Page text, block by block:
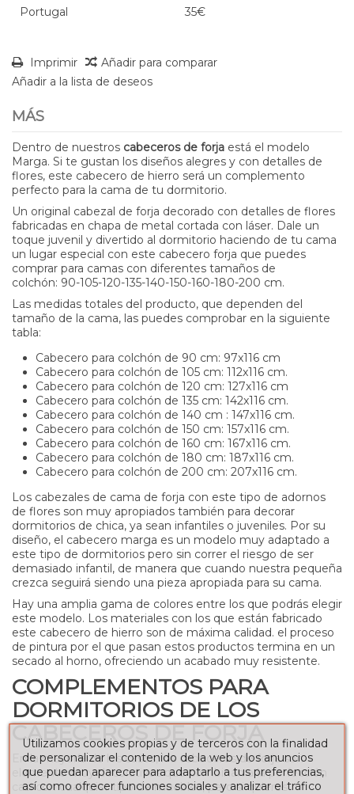
Portugal 35€
Imprimir
Añadir para comparar
Añadir a la lista de deseos
MÁS
Dentro de nuestros cabeceros de forja está el modelo
Marga. Si te gustan los diseños alegres y con detalles de
flores, este cabecero de hierro será un complemento
perfecto para la cama de tu dormitorio.
Un original cabezal de forja decorado con detalles de flores
fabricadas en chapa de metal cortada con láser. Dale un
toque juvenil y divertido al dormitorio haciendo de tu cama
un lugar especial con este cabecero forja que puedes
comprar para camas con diferentes tamaños de
colchón: 90-105-120-135-140-150-160-180-200 cm.
Las medidas totales del producto, que dependen del
tamaño de la cama, las puedes comprobar en la siguiente
tabla:
Cabecero para colchón de 90 cm: 97x116 cm
Cabecero para colchón de 105 cm: 112x116 cm.
Cabecero para colchón de 120 cm: 127x116 cm
Cabecero para colchón de 135 cm: 142x116 cm.
Cabecero para colchón de 140 cm : 147x116 cm.
Cabecero para colchón de 150 cm: 157x116 cm.
Cabecero para colchón de 160 cm: 167x116 cm.
Cabecero para colchón de 180 cm: 187x116 cm.
Cabecero para colchón de 200 cm: 207x116 cm.
Los cabezales de cama de forja con este tipo de adornos
de flores son muy apropiados también para decorar
dormitorios de chica, ya sean infantiles o juveniles. Por su
diseño, el cabecero marga es un modelo muy adaptado a
este tipo de dormitorios pero sin correr el riesgo de ser
demasiado infantil, de manera que cuando nuestra pequeña
crezca seguirá siendo una pieza apropiada para su cama.
Hay una amplia gama de colores entre los que podrás elegir
este modelo. Los materiales con los que están fabricado
este cabecero de hierro son de máxima calidad. el proceso
de pintura por el que pasan estos productos termina en un
secado al horno, ofreciendo un acabado muy resistente.
COMPLEMENTOS PARA
DORMITORIOS DE LOS
CABECEROS DE FORJA
En la mayoría de los casos, los cabeceros de forja son
elemento muy decorativos que combinan a la perfección
casi con cualquier tipo de muebles, pero si quieres
Utilizamos cookies propias y de terceros con la finalidad
de personalizar el contenido de la web y los anuncios
que puedan aparecer para adaptarlo a tus preferencias,
así como ofrecer funciones sociales y analizar el tráfico